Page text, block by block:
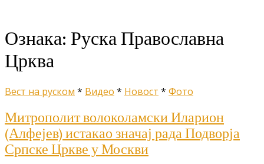
Ознака: Руска Православна
Црква
Вест на руском * Видео * Новост * Фото
Митрополит волоколамски Иларион
(Алфејев) истакао значај рада Подворја
Српске Цркве у Москви